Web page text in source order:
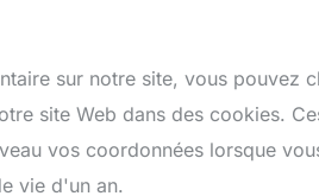
sur notre site, vous pouvez
site Web dans des cookies.
vos coordonnées lorsque
vie d'un an.